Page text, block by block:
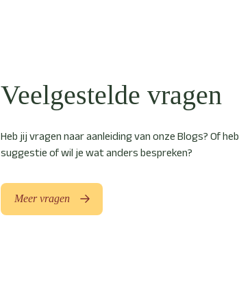
Veelgestelde vragen
Heb jij vragen naar aanleiding van onze Blogs? Of
suggestie of wil je wat anders bespreken?
Meer vragen